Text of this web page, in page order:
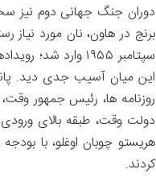
دوران جنگ جهانی دوم نیز
برنج در هاون، نان مورد نیاز
سپتامبر ۱۹۵۵
این میان آسیب جدی دید.
روزنامه ها، رئیس جمهور
دولت وقت، طبقه بالای
هریستو چوبان اوغلو، با
کردند.